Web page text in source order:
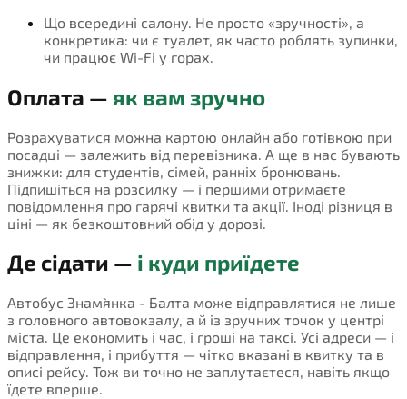
Що всередині салону. Не просто «зручності», а
конкретика: чи є туалет, як часто роблять зупинки,
чи працює Wi-Fi у горах.
Оплата — як вам зручно
Розрахуватися можна картою онлайн або готівкою при
посадці — залежить від перевізника. А ще в нас бувають
знижки: для студентів, сімей, ранніх бронювань.
Підпишіться на розсилку — і першими отримаєте
повідомлення про гарячі квитки та акції. Іноді різниця в
ціні — як безкоштовний обід у дорозі.
Де сідати — і куди приїдете
Автобус Знам`янка - Балта може відправлятися не лише
з головного автовокзалу, а й із зручних точок у центрі
міста. Це економить і час, і гроші на таксі. Усі адреси — і
відправлення, і прибуття — чітко вказані в квитку та в
описі рейсу. Тож ви точно не заплутаєтеся, навіть якщо
їдете вперше.